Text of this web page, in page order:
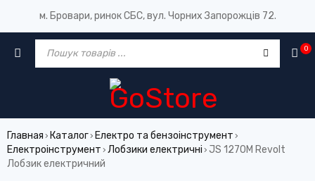
м. Бровари, ринок СБС, вул. Чорних Запорожців 72.
0
Главная › Каталог› Електро та бензоінструмент ›
Електроінструмент › Лобзики електричні › JS 1270M Revolt
Лобзик електричний